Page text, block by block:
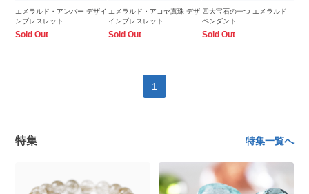
エメラルド・アンバー デザイ
ンブレスレット
Sold Out
エメラルド・アコヤ真珠 デザ
インブレスレット
Sold Out
四大宝石の一つ エメラルド
ペンダント
Sold Out
1
特集 特集一覧へ